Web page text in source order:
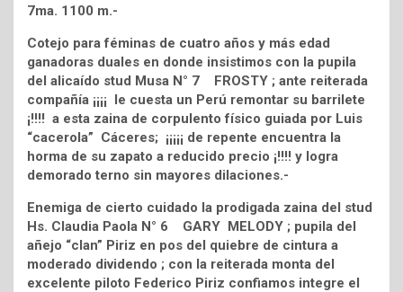
7ma. 1100 m.-
Cotejo para féminas de cuatro años y más edad
ganadoras duales en donde insistimos con la pupila
del alicaído stud Musa N° 7 FROSTY ; ante reiterada
compañía ¡¡¡¡ le cuesta un Perú remontar su barrilete
¡!!!! a esta zaina de corpulento físico guiada por Luis
“cacerola” Cáceres; ¡¡¡¡¡ de repente encuentra la
horma de su zapato a reducido precio ¡!!!! y logra
demorado terno sin mayores dilaciones.-
Enemiga de cierto cuidado la prodigada zaina del stud
Hs. Claudia Paola N° 6 GARY MELODY ; pupila del
añejo “clan” Piriz en pos del quiebre de cintura a
moderado dividendo ; con la reiterada monta del
excelente piloto Federico Piriz confiamos integre el